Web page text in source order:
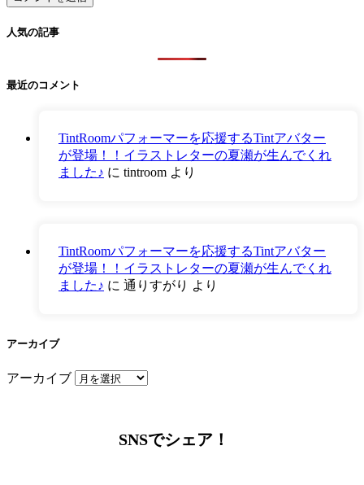
人気の記事
最近のコメント
TintRoomパフォーマーを応援するTintアバター
が登場！！イラストレターの夏瀬が生んでくれ
ました♪ に tintroom より
TintRoomパフォーマーを応援するTintアバター
が登場！！イラストレターの夏瀬が生んでくれ
ました♪ に 通りすがり より
アーカイブ
アーカイブ
SNSでシェア！